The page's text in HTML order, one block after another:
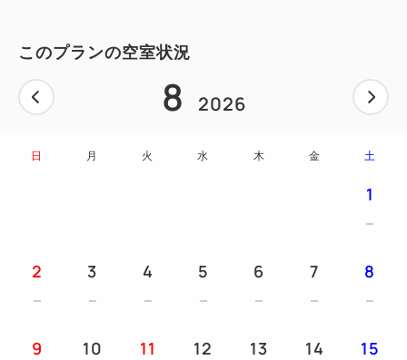
（※連泊でのご予約の場合、2泊目以降の料理は同
等かつ別内容でご用意させていただきます。）
■夕食開始時間「17:30-、18:00-、18:30-、19:00-」
※食材にアレルギー等がございましたら、事前(※7
このプランの空室状況
8 2026
日 月 火 水 木 金 土
1
2 3 4 5 6 7 8
9 10 11 12 13 14 15